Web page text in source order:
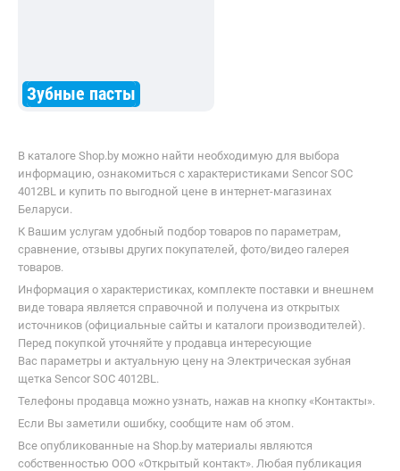
Зубные пасты
В каталоге Shop.by можно найти необходимую для выбора
информацию, ознакомиться с характеристиками Sencor SOC
4012BL и купить по выгодной цене в интернет-магазинах
Беларуси.
К Вашим услугам удобный подбор товаров по параметрам,
сравнение, отзывы других покупателей, фото/видео галерея
товаров.
Информация о характеристиках, комплекте поставки и внешнем
виде товара является справочной и получена из открытых
источников (официальные сайты и каталоги производителей).
Перед покупкой уточняйте у продавца интересующие
Вас параметры и актуальную цену на Электрическая зубная
щетка Sencor SOC 4012BL.
Телефоны продавца можно узнать, нажав на кнопку «Контакты».
Если Вы заметили ошибку, сообщите нам об этом.
Все опубликованные на Shop.by материалы являются
собственностью ООО «Открытый контакт». Любая публикация